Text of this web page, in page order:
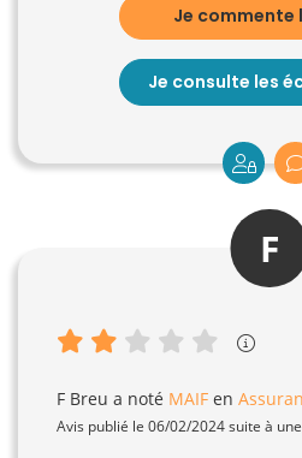
Je commente
Je consulte les
F
F Breu a noté MAIF en
Avis publié le 06/02/2024 suite à